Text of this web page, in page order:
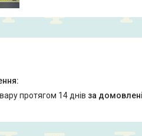
протягом 14 днів за